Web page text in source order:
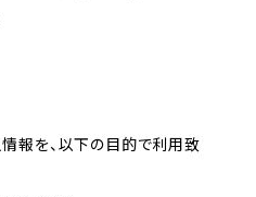
報を、以下の目的で利用致